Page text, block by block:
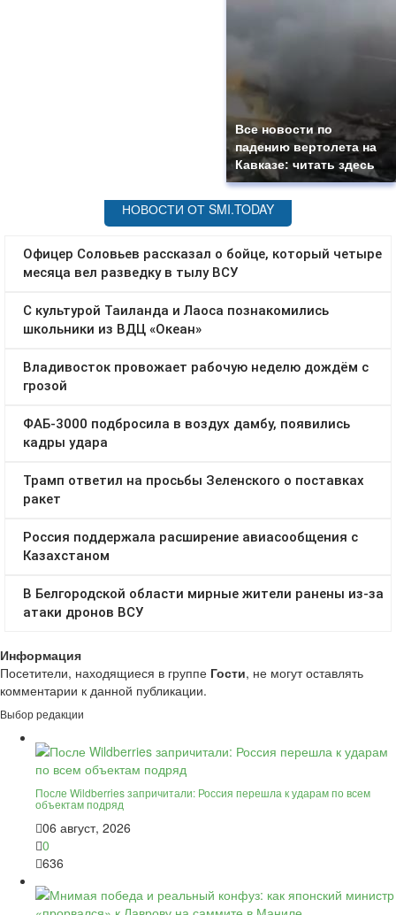
Все новости по
падению вертолета на
Кавказе: читать здесь
Информация
Посетители, находящиеся в группе Гости, не могут оставлять
комментарии к данной публикации.
Выбор редакции
После Wildberries запричитали: Россия перешла к ударам по всем
объектам подряд
06 август, 2026
0
636